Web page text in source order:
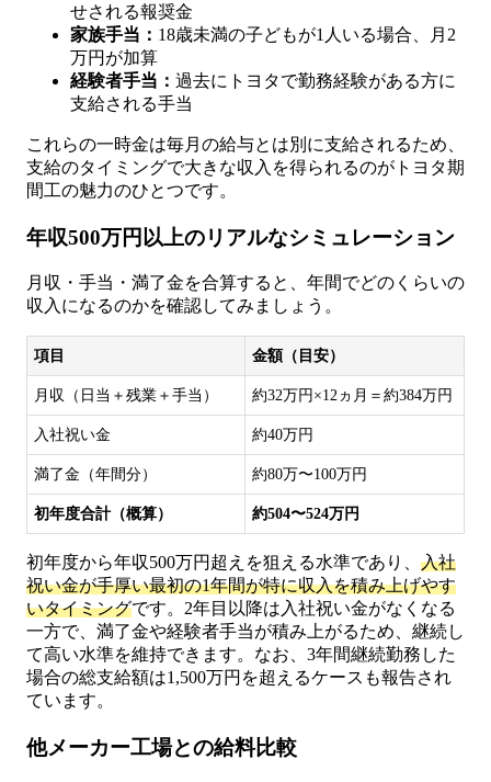
せされる報奨金
家族手当： 18歳未満の子どもが1人いる場合、月2
万円が加算
経験者手当： 過去にトヨタで勤務経験がある方に
支給される手当
これらの一時金は毎月の給与とは別に支給されるため、
支給のタイミングで大きな収入を得られるのがトヨタ期
間工の魅力のひとつです。
年収500万円以上のリアルなシミュレーション
月収・手当・満了金を合算すると、年間でどのくらいの
収入になるのかを確認してみましょう。
項目 金額（目安）
月収（日当＋残業＋手当） 約32万円×12ヵ月＝約384万円
入社祝い金 約40万円
満了金（年間分） 約80万〜100万円
初年度合計（概算） 約504〜524万円
初年度から年収500万円超えを狙える水準であり、 入社
祝い金が手厚い最初の1年間が特に収入を積み上げやす
いタイミングです。2年目以降は入社祝い金がなくなる
一方で、満了金や経験者手当が積み上がるため、継続し
て高い水準を維持できます。なお、3年間継続勤務した
場合の総支給額は1,500万円を超えるケースも報告され
ています。
他メーカー工場との給料比較